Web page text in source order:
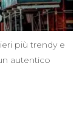
più trendy e
autentico